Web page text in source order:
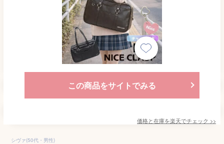
この商品をサイトでみる
価格と在庫を楽天でチェック >>
シヴァ(50代・男性)